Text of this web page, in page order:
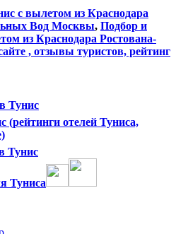
с вылетом из Краснодара
Вод Москвы, Подбор и
из Краснодара Ростована-
, отзывы туристов, рейтинг
Тунис
(рейтинги отелей Туниса,
Тунис
Туниса